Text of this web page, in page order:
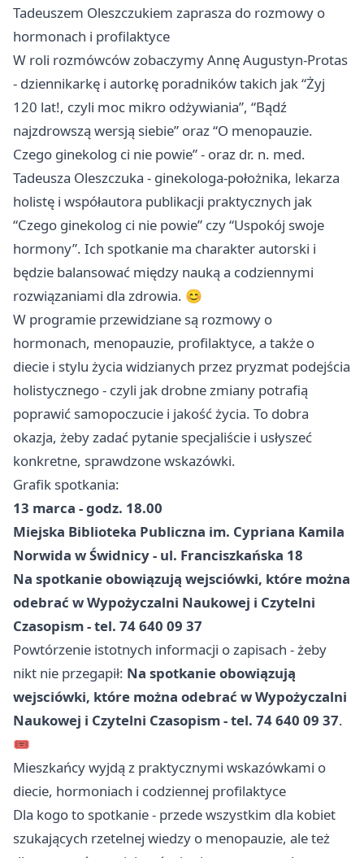
Tadeuszem Oleszczukiem zaprasza do rozmowy o
hormonach i profilaktyce
W roli rozmówców zobaczymy Annę Augustyn-Protas
- dziennikarkę i autorkę poradników takich jak “Żyj
120 lat!, czyli moc mikro odżywiania”, “Bądź
najzdrowszą wersją siebie” oraz “O menopauzie.
Czego ginekolog ci nie powie” - oraz dr. n. med.
Tadeusza Oleszczuka - ginekologa-położnika, lekarza
holistę i współautora publikacji praktycznych jak
“Czego ginekolog ci nie powie” czy “Uspokój swoje
hormony”. Ich spotkanie ma charakter autorski i
będzie balansować między nauką a codziennymi
rozwiązaniami dla zdrowia. 😊
W programie przewidziane są rozmowy o
hormonach, menopauzie, profilaktyce, a także o
diecie i stylu życia widzianych przez pryzmat podejścia
holistycznego - czyli jak drobne zmiany potrafią
poprawić samopoczucie i jakość życia. To dobra
okazja, żeby zadać pytanie specjaliście i usłyszeć
konkretne, sprawdzone wskazówki.
Grafik spotkania:
13 marca - godz. 18.00
Miejska Biblioteka Publiczna im. Cypriana Kamila
Norwida w Świdnicy - ul. Franciszkańska 18
Na spotkanie obowiązują wejsciówki, które można
odebrać w Wypożyczalni Naukowej i Czytelni
Czasopism - tel. 74 640 09 37
Powtórzenie istotnych informacji o zapisach - żeby
nikt nie przegapił: Na spotkanie obowiązują
wejsciówki, które można odebrać w Wypożyczalni
Naukowej i Czytelni Czasopism - tel. 74 640 09 37.
🎟️
Mieszkańcy wyjdą z praktycznymi wskazówkami o
diecie, hormoniach i codziennej profilaktyce
Dla kogo to spotkanie - przede wszystkim dla kobiet
szukających rzetelnej wiedzy o menopauzie, ale też